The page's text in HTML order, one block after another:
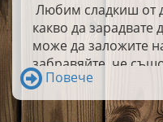
Любим сладкиш от
какво да зарадвате
може да заложите
забравяйте, че
към чаша кафе.
Повече